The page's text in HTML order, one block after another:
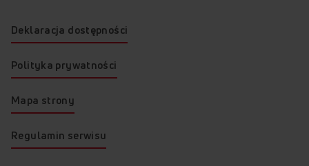
Deklaracja dostępności
Polityka prywatności
Mapa strony
Regulamin serwisu